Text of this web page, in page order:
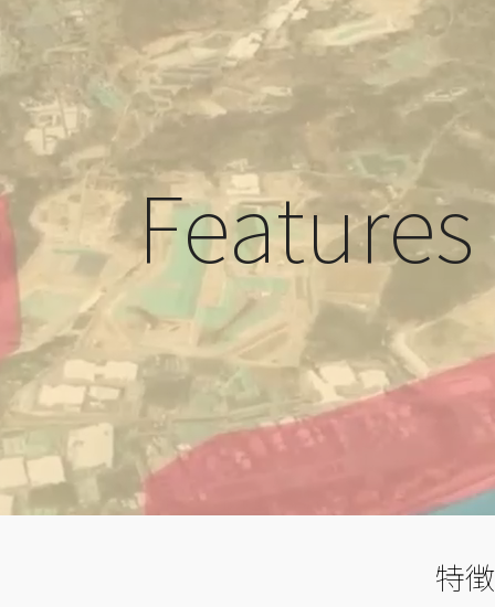
Features
特徴